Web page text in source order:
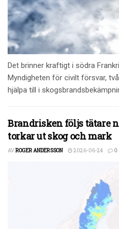
Det brinner kraftigt i södra
Myndigheten för civilt försvar,
hjälpa till i
Brandrisken följs tätare
torkar ut skog och mark
AVROGER ANDERSSON 2026-06-24 0